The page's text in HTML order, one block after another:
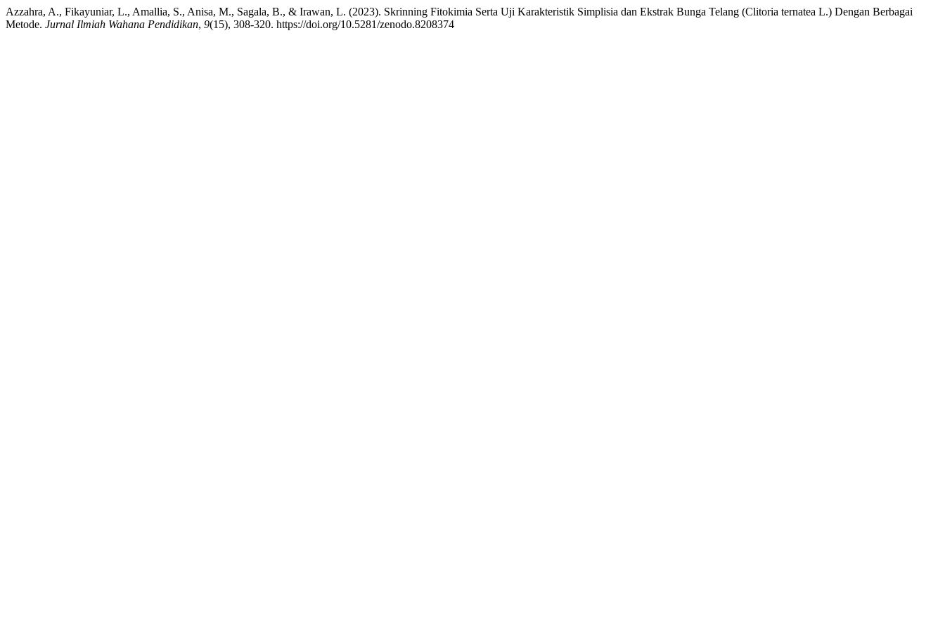
Azzahra, A., Fikayuniar, L., Amallia, S., Anisa, M., Sagala, B., & Irawan, L. (2023). Skrinning Fitokimia Serta Uji Karakteristik Simplisia dan Ekstrak Bunga Telang (Clitoria ternatea L.) Dengan Berbagai
Metode. Jurnal Ilmiah Wahana Pendidikan, 9(15), 308-320. https://doi.org/10.5281/zenodo.8208374